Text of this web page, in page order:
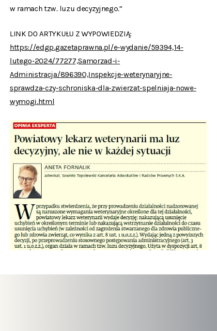
w ramach tzw. luzu decyzyjnego.”
LINK DO ARTYKUŁU Z WYPOWIEDZIĄ:
https://edgp.gazetaprawna.pl/e-wydanie/59394,14-
lutego-2024/77277,Samorzad-i-
Administracja/896390,Inspekcje-weterynaryjne-
sprawdza-czy-schroniska-dla-zwierzat-spelniaja-nowe-
wymogi.html